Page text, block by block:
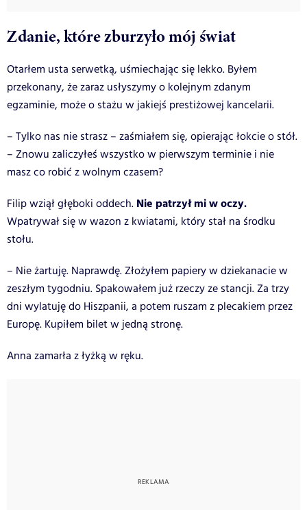
Zdanie, które zburzyło mój świat
Otarłem usta serwetką, uśmiechając się lekko. Byłem
przekonany, że zaraz usłyszymy o kolejnym zdanym
egzaminie, może o stażu w jakiejś prestiżowej kancelarii.
– Tylko nas nie strasz – zaśmiałem się, opierając łokcie o stół.
– Znowu zaliczyłeś wszystko w pierwszym terminie i nie
masz co robić z wolnym czasem?
Filip wziął głęboki oddech. Nie patrzył mi w oczy.
Wpatrywał się w wazon z kwiatami, który stał na środku
stołu.
– Nie żartuję. Naprawdę. Złożyłem papiery w dziekanacie w
zeszłym tygodniu. Spakowałem już rzeczy ze stancji. Za trzy
dni wylatuję do Hiszpanii, a potem ruszam z plecakiem przez
Europę. Kupiłem bilet w jedną stronę.
Anna zamarła z łyżką w ręku.